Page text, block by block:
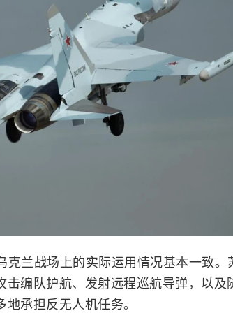
兰战场上的实际运用情况基本一致。
编队护航、发射远程巡航导弹，以及
承担反无人机任务。